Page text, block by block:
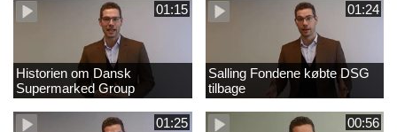
01:15
Historien om Dansk
Supermarked Group
01:24
Salling Fondene købte DSG
tilbage
01:25 00:56